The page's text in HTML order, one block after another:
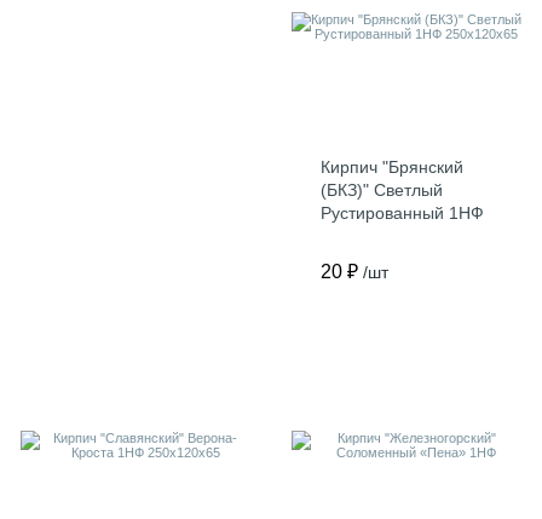
Кирпич "Брянский
(БКЗ)" Светлый
Рустированный 1НФ
20 ₽ /шт